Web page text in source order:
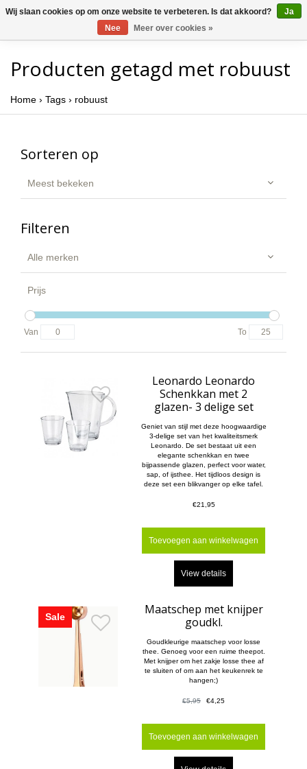
Producten getagd met robuust
Home › Tags › robuust
Sorteren op
Meest bekeken
Filteren
Alle merken
Prijs
Van To
Leonardo Leonardo
Schenkkan met 2
glazen- 3 delige set
Geniet van stijl met deze hoogwaardige
3-delige set van het kwaliteitsmerk
Leonardo. De set bestaat uit een
elegante schenkkan en twee
bijpassende glazen, perfect voor water,
sap, of ijsthee. Het tijdloos design is
deze set een blikvanger op elke tafel.
€21,95
Toevoegen aan winkelwagen
View details
Sale
Maatschep met knijper
goudkl.
Goudkleurige maatschep voor losse
thee. Genoeg voor een ruime theepot.
Met knijper om het zakje losse thee af
te sluiten of om aan het keukenrek te
hangen;)
€5,95 €4,25
Toevoegen aan winkelwagen
Wij slaan cookies op om onze website te verbeteren. Is dat akkoord?
Ja
Nee
Meer over cookies »